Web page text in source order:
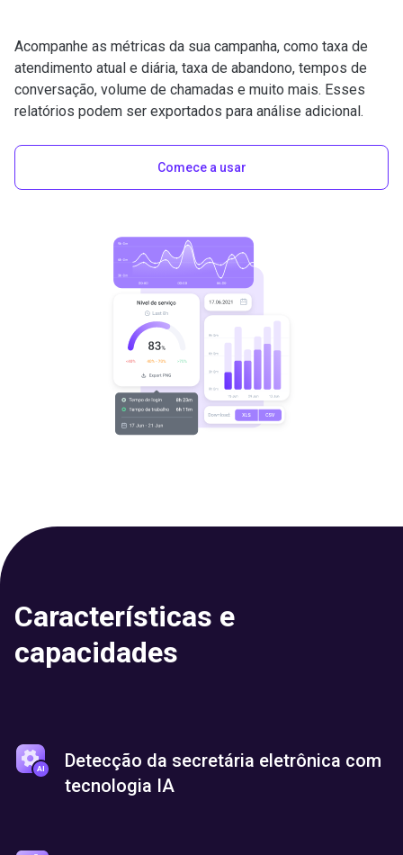
Acompanhe as métricas da sua campanha, como taxa de
atendimento atual e diária, taxa de abandono, tempos de
conversação, volume de chamadas e muito mais. Esses
relatórios podem ser exportados para análise adicional.
Comece a usar
Características e
capacidades
Detecção da secretária eletrônica com
tecnologia IA